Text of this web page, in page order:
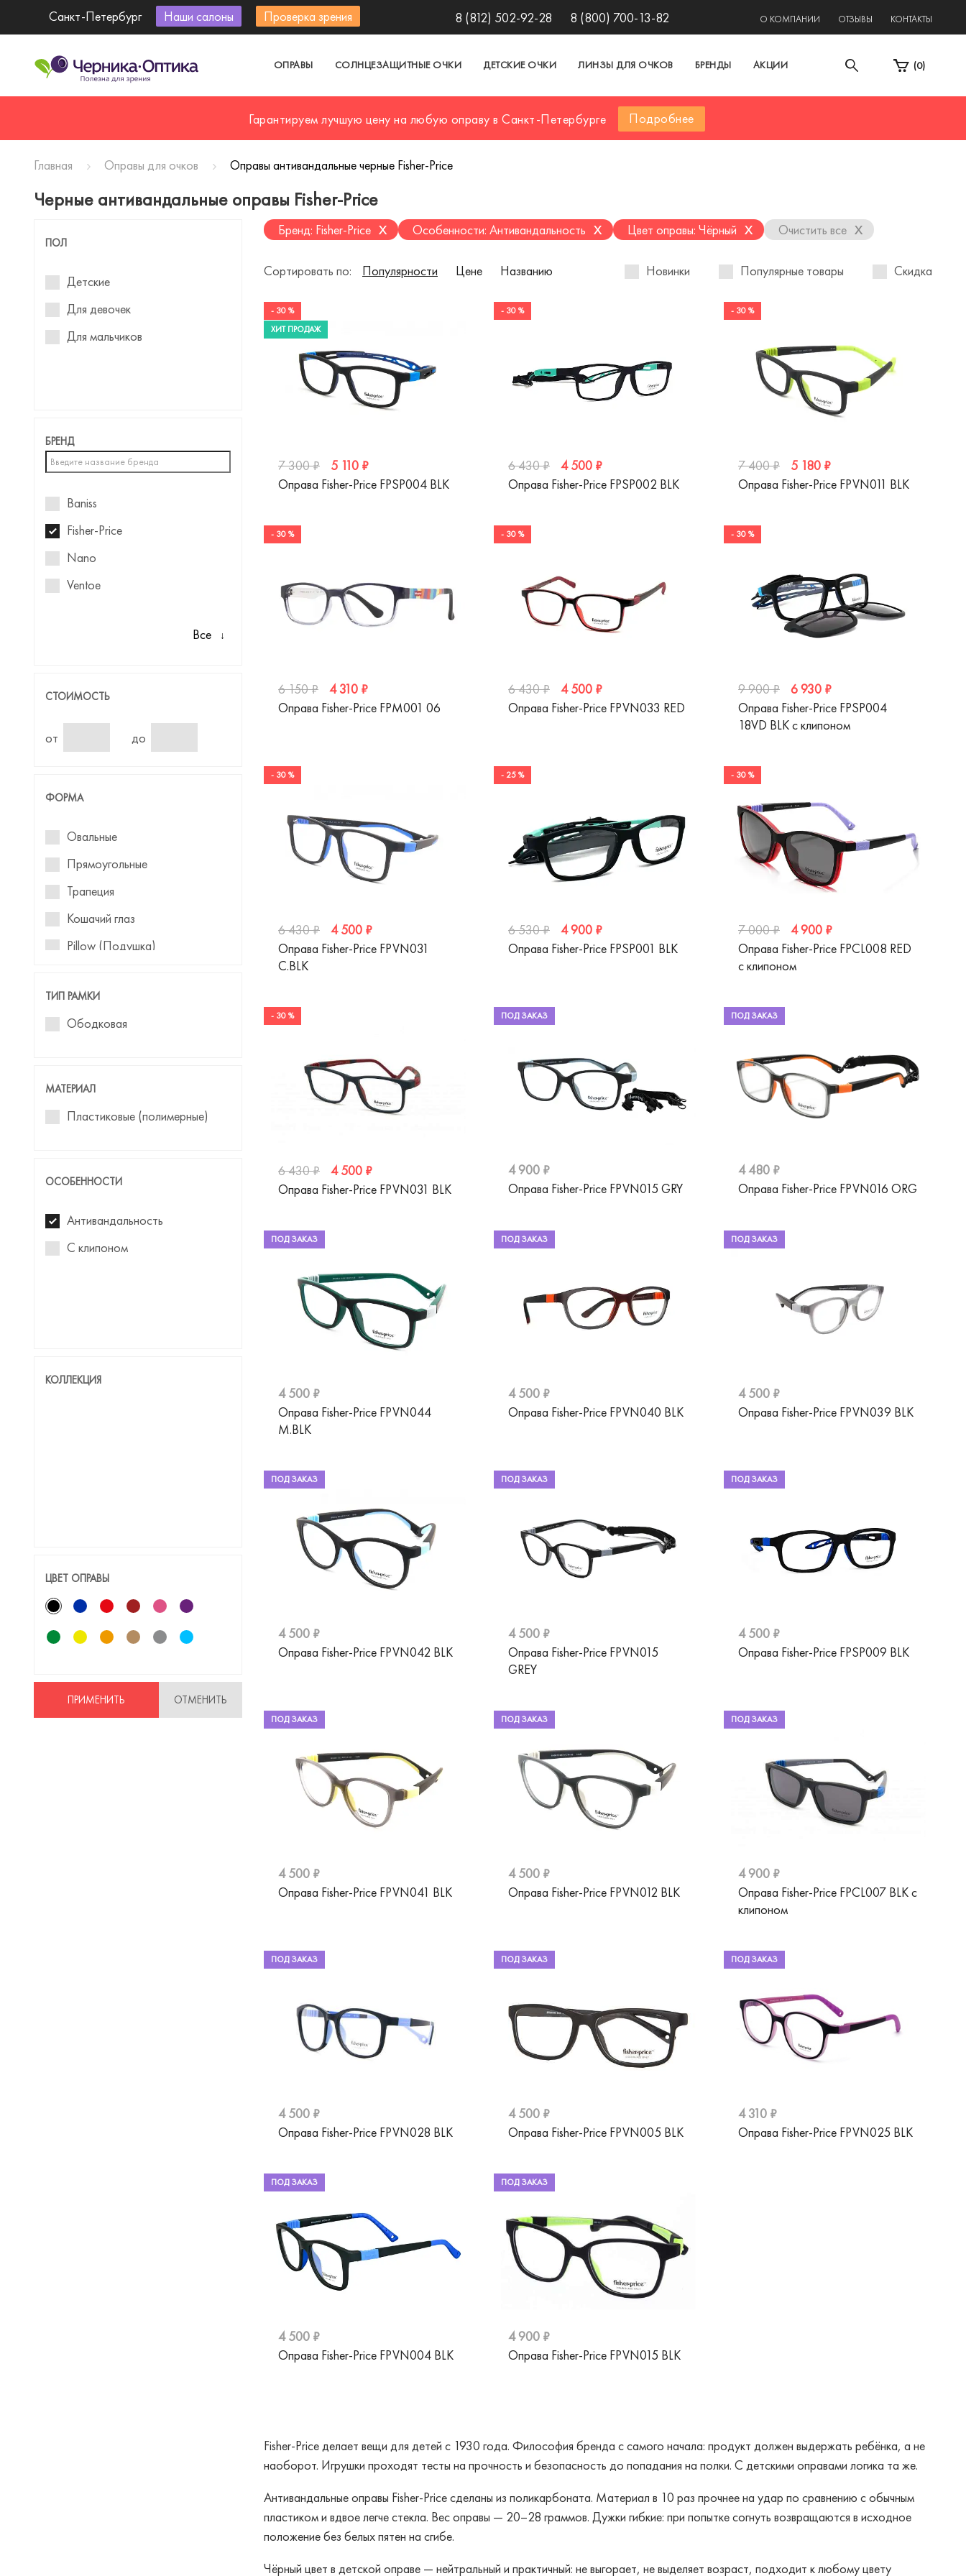
Санкт-Петербург Наши салоны Проверка зрения 8 (812) 502-92-28 8 (800) 700-13-82 О КОМПАНИИ ОТЗЫВЫ КОНТАКТЫ
ОПРАВЫ СОЛНЦЕЗАЩИТНЫЕ ОЧКИ ДЕТСКИЕ ОЧКИ ЛИНЗЫ ДЛЯ ОЧКОВ БРЕНДЫ АКЦИИ (0)
Гарантируем лучшую цену на любую оправу в Санкт-Петербурге Подробнее
Главная Оправы для очков Оправы антивандальные черные Fisher-Price
Черные антивандальные оправы Fisher-Price
ПОЛ
Детские
Для девочек
Для мальчиков
БРЕНД
Baniss
Fisher-Price
Nano
Ventoe
Все
СТОИМОСТЬ
от до
ФОРМА
Овальные
Прямоугольные
Трапеция
Кошачий глаз
Pillow (Подушка)
ТИП РАМКИ
Ободковая
МАТЕРИАЛ
Пластиковые (полимерные)
ОСОБЕННОСТИ
Антивандальность
С клипоном
КОЛЛЕКЦИЯ
ЦВЕТ ОПРАВЫ
ПРИМЕНИТЬ ОТМЕНИТЬ
Бренд: Fisher-Price x Особенности: Антивандальность x Цвет оправы: Чёрный x Очистить все x
Сортировать по: Популярности Цене Названию Новинки Популярные товары Скидка
- 30 %
ХИТ ПРОДАЖ
7 300 ₽
5 110 ₽
Оправа Fisher-Price FPSP004 BLK
- 30 %
6 430 ₽
4 500 ₽
Оправа Fisher-Price FPSP002 BLK
- 30 %
7 400 ₽
5 180 ₽
Оправа Fisher-Price FPVN011 BLK
- 30 %
6 150 ₽
4 310 ₽
Оправа Fisher-Price FPM001 06
- 30 %
6 430 ₽
4 500 ₽
Оправа Fisher-Price FPVN033 RED
- 30 %
9 900 ₽
6 930 ₽
Оправа Fisher-Price FPSP004
18VD BLK с клипоном
- 30 %
6 430 ₽
4 500 ₽
Оправа Fisher-Price FPVN031
C.BLK
- 25 %
6 530 ₽
4 900 ₽
Оправа Fisher-Price FPSP001 BLK
- 30 %
7 000 ₽
4 900 ₽
Оправа Fisher-Price FPCL008 RED
с клипоном
- 30 %
6 430 ₽
4 500 ₽
Оправа Fisher-Price FPVN031 BLK
ПОД ЗАКАЗ
4 900 ₽
Оправа Fisher-Price FPVN015 GRY
ПОД ЗАКАЗ
4 480 ₽
Оправа Fisher-Price FPVN016 ORG
ПОД ЗАКАЗ
4 500 ₽
Оправа Fisher-Price FPVN044
M.BLK
ПОД ЗАКАЗ
4 500 ₽
Оправа Fisher-Price FPVN040 BLK
ПОД ЗАКАЗ
4 500 ₽
Оправа Fisher-Price FPVN039 BLK
ПОД ЗАКАЗ
4 500 ₽
Оправа Fisher-Price FPVN042 BLK
ПОД ЗАКАЗ
4 500 ₽
Оправа Fisher-Price FPVN015
GREY
ПОД ЗАКАЗ
4 500 ₽
Оправа Fisher-Price FPSP009 BLK
ПОД ЗАКАЗ
4 500 ₽
Оправа Fisher-Price FPVN041 BLK
ПОД ЗАКАЗ
4 500 ₽
Оправа Fisher-Price FPVN012 BLK
ПОД ЗАКАЗ
4 900 ₽
Оправа Fisher-Price FPCL007 BLK с
клипоном
ПОД ЗАКАЗ
4 500 ₽
Оправа Fisher-Price FPVN028 BLK
ПОД ЗАКАЗ
4 500 ₽
Оправа Fisher-Price FPVN005 BLK
ПОД ЗАКАЗ
4 310 ₽
Оправа Fisher-Price FPVN025 BLK
ПОД ЗАКАЗ
4 500 ₽
Оправа Fisher-Price FPVN004 BLK
ПОД ЗАКАЗ
4 900 ₽
Оправа Fisher-Price FPVN015 BLK
Fisher-Price делает вещи для детей с 1930 года. Философия бренда с самого начала: продукт должен выдержать ребёнка, а не
наоборот. Игрушки проходят тесты на прочность и безопасность до попадания на полки. С детскими оправами логика та же.
Антивандальные оправы Fisher-Price сделаны из поликарбоната. Материал в 10 раз прочнее на удар по сравнению с обычным
пластиком и вдвое легче стекла. Вес оправы — 20–28 граммов. Дужки гибкие: при попытке согнуть возвращаются в исходное
положение без белых пятен на сгибе.
Чёрный цвет в детской оправе — нейтральный и практичный: не выгорает, не выделяет возраст, подходит к любому цвету